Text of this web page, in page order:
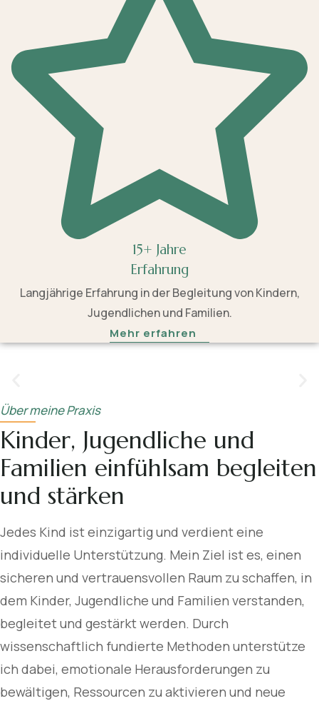
15+ Jahre
Erfahrung
Langjährige Erfahrung in der Begleitung von Kindern,
Jugendlichen und Familien.
Mehr erfahren
Über meine Praxis
Kinder, Jugendliche und
Familien einfühlsam begleiten
und stärken
Jedes Kind ist einzigartig und verdient eine
individuelle Unterstützung. Mein Ziel ist es, einen
sicheren und vertrauensvollen Raum zu schaffen, in
dem Kinder, Jugendliche und Familien verstanden,
begleitet und gestärkt werden. Durch
wissenschaftlich fundierte Methoden unterstütze
ich dabei, emotionale Herausforderungen zu
bewältigen, Ressourcen zu aktivieren und neue